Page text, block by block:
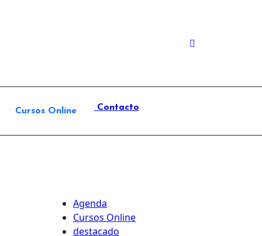
Cursos Online Contacto
Agenda
Cursos Online
destacado